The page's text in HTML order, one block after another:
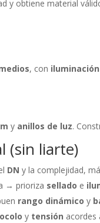
y obtiene material
, con iluminación
y anillos de luz.
(sin liarte)
DN y la complejidad,
→ prioriza sellado e
rango dinámico y
y tensión acordes